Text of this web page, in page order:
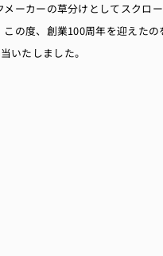
ーカーの草分けとしてスクロ
の度、創業100周年を迎えた
いたしました。